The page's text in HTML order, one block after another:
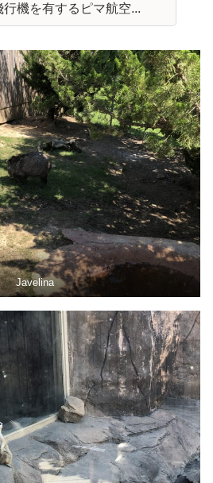
機を有するピマ航空...
Javelina